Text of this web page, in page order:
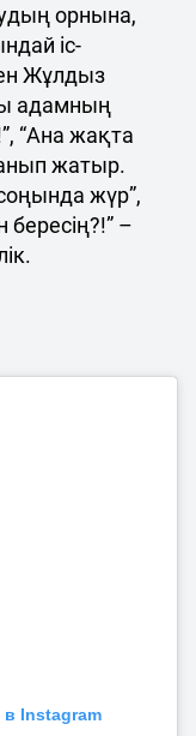
орнына,
іс-
Жұлдыз
адамның
“Ана жақта
жатыр.
жүр”,
–
в Instagram